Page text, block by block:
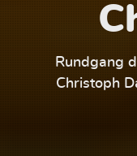
Rundgang
Christoph